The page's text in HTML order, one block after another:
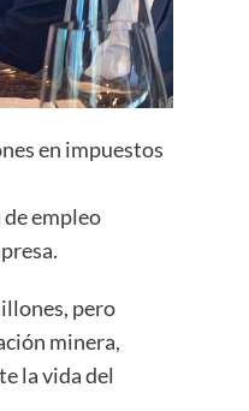
en impuestos
empleo
pero
minera,
la vida del